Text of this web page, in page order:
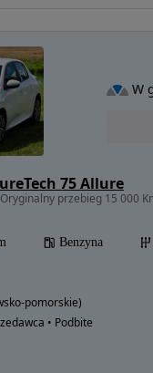
75 Allure
przebieg 15 000
Benzyna
pomorskie)
• Podbite
W